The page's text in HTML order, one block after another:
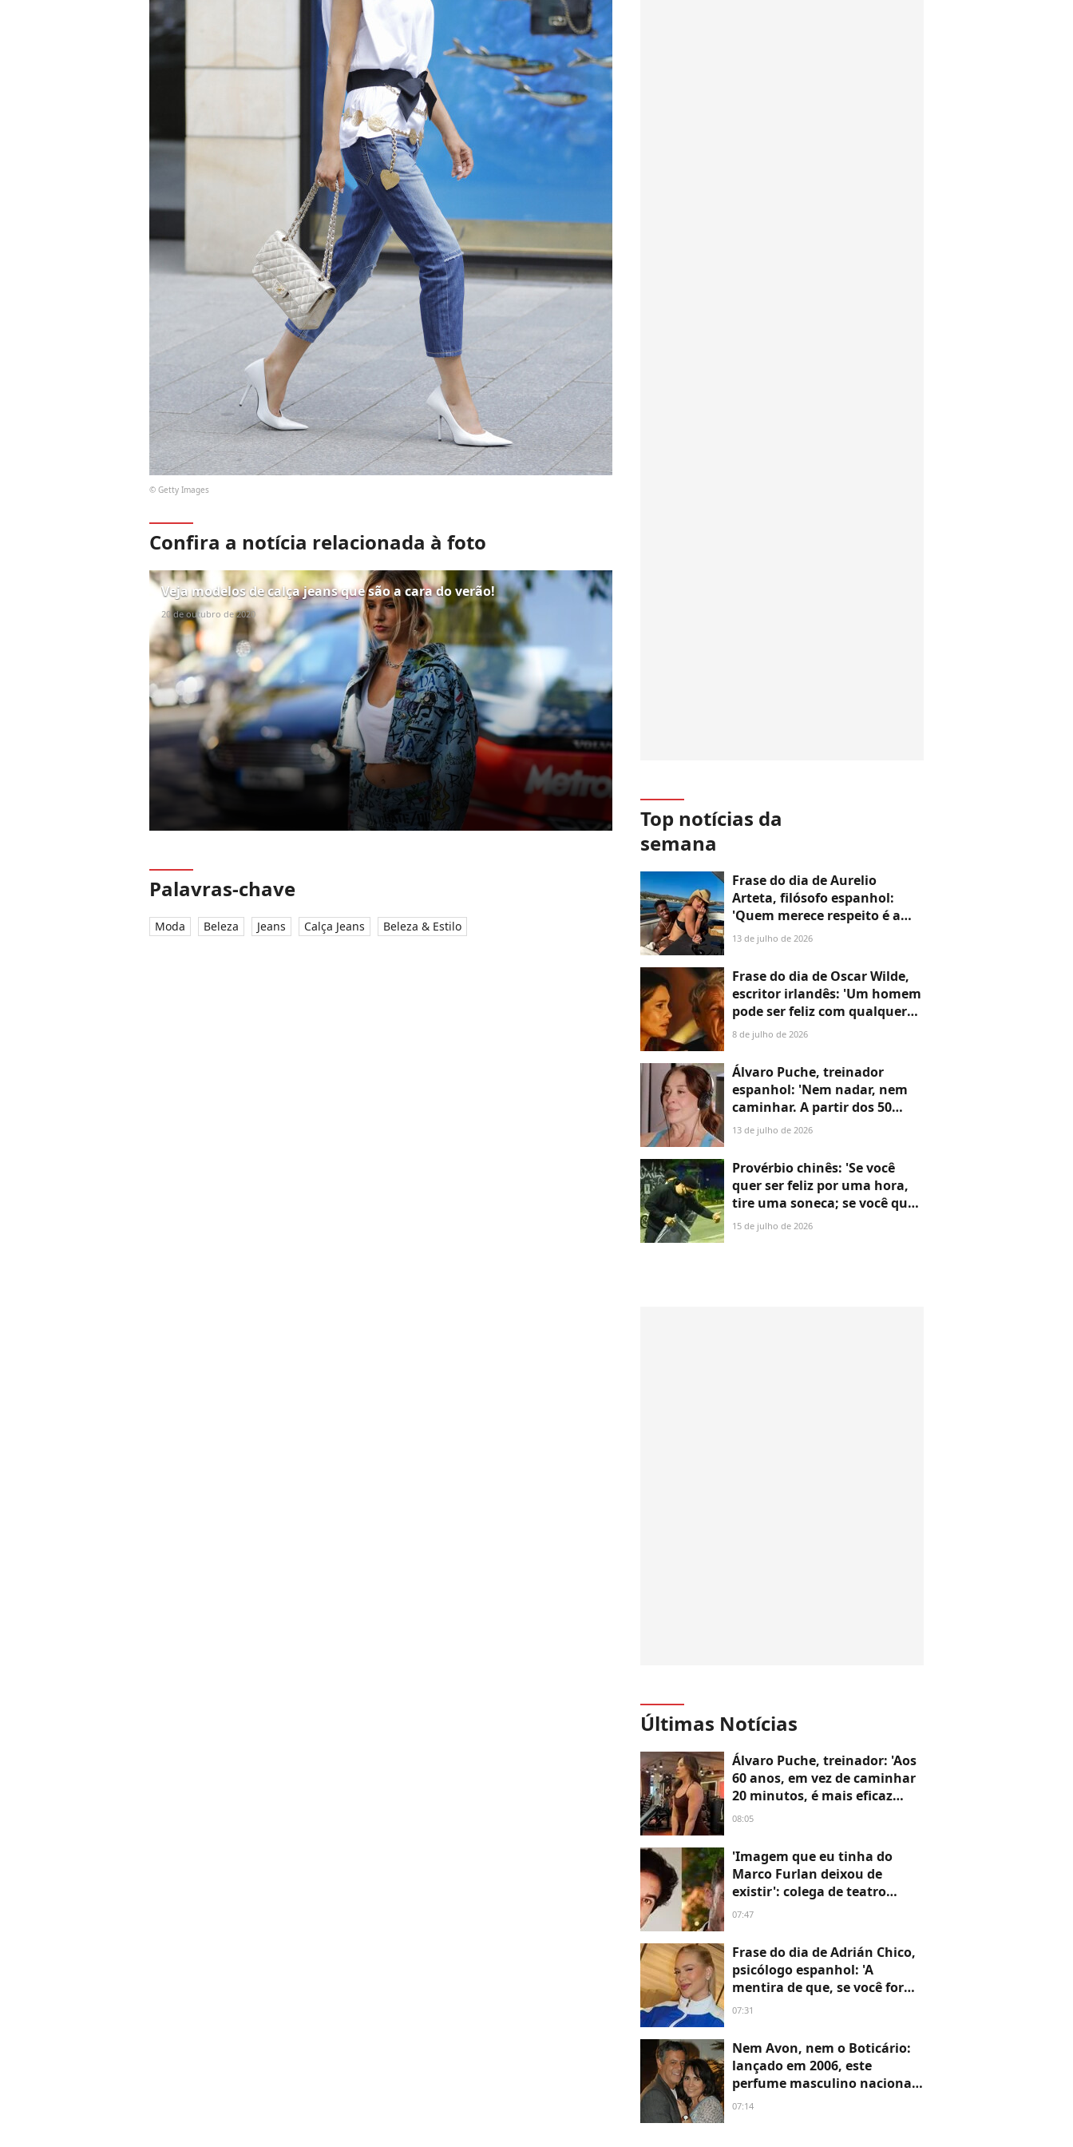
© Getty Images
Confira a notícia relacionada à foto
Veja modelos de calça jeans que são a cara do verão!
20 de outubro de 2020
Palavras-chave
Moda Beleza Jeans Calça Jeans Beleza & Estilo
Top notícias da
semana
Frase do dia de Aurelio
Arteta, filósofo espanhol:
'Quem merece respeito é a
pessoa, e com muita
opiniões'
13 de julho de 2026
Frase do dia de Oscar Wilde,
escritor irlandês: 'Um homem
pode ser feliz com qualquer
mulher, desde que não a ame'
8 de julho de 2026
Álvaro Puche, treinador
espanhol: 'Nem nadar, nem
caminhar. A partir dos 50
anos, é absolutamente
13 de julho de 2026
Provérbio chinês: 'Se você
quer ser feliz por uma hora,
tire uma soneca; se você quer
ser feliz para o resto da vida,
15 de julho de 2026
Últimas Notícias
Álvaro Puche, treinador: 'Aos
60 anos, em vez de caminhar
20 minutos, é mais eficaz
fazer esses quatro exercícios
agachamentos ou elevações
de calcanhar'
08:05
'Imagem que eu tinha do
Marco Furlan deixou de
existir': colega de teatro
revela abalo emocional após
de estupro contra criança de
5 anos
07:47
Frase do dia de Adrián Chico,
psicólogo espanhol: 'A
mentira de que, se você for
você mesmo, será mais feliz, é
empurraram goela abaixo'
07:31
Nem Avon, nem o Boticário:
lançado em 2006, este
perfume masculino nacional
com aroma limpo lembra
07:14